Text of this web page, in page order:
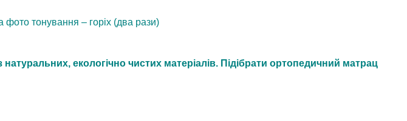
фото тонування – горіх (два рази)
екологічно чистих матеріалів. Підібрати ортопедичний матрац